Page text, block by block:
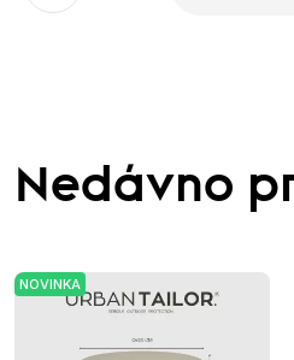
Nedávno
NOVINKA